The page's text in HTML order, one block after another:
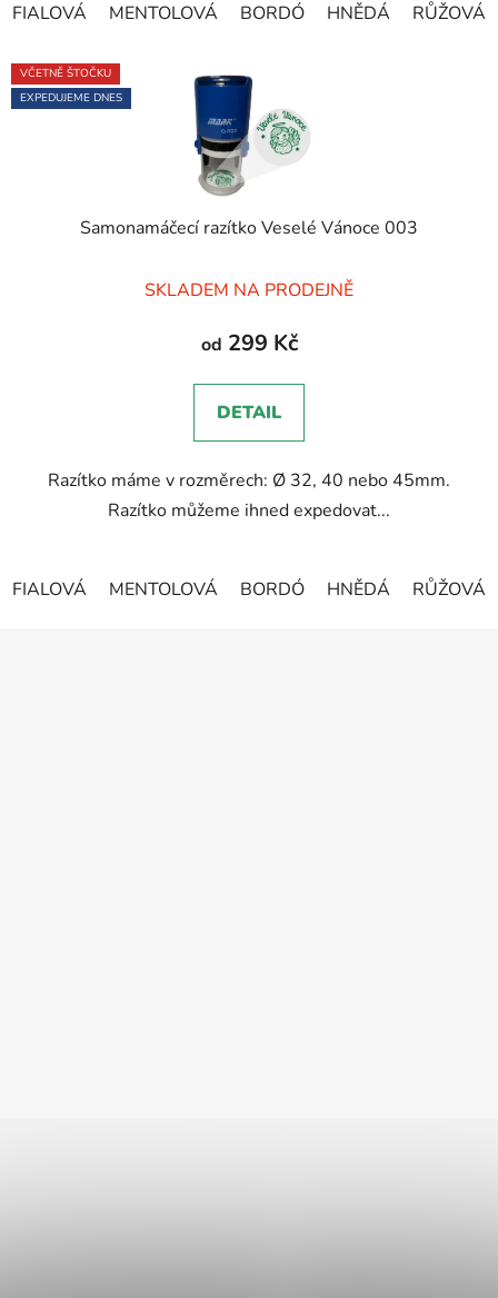
FIALOVÁ MENTOLOVÁ BORDÓ HNĚDÁ RŮŽOVÁ
VČETNĚ ŠTOČKU
EXPEDUJEME DNES
Samonamáčecí razítko Veselé Vánoce 003
hodnocení
produktu
5,0
z
hvězdiček.
SKLADEM NA PRODEJNĚ
od 299 Kč
DETAIL
Razítko máme v rozměrech: Ø 32, 40 nebo 45mm.
Razítko můžeme ihned expedovat...
FIALOVÁ MENTOLOVÁ BORDÓ HNĚDÁ RŮŽOVÁ